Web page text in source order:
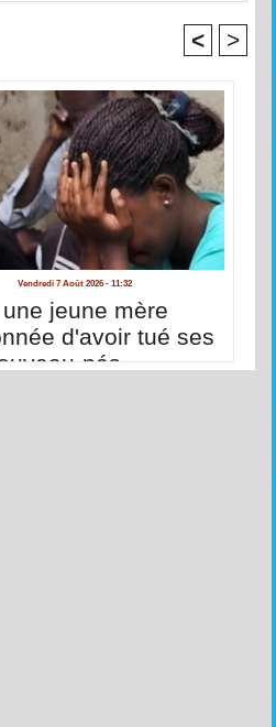
< >
Vendredi 7 Août 2026 - 11:32
jeune mère
d'avoir tué ses
nés